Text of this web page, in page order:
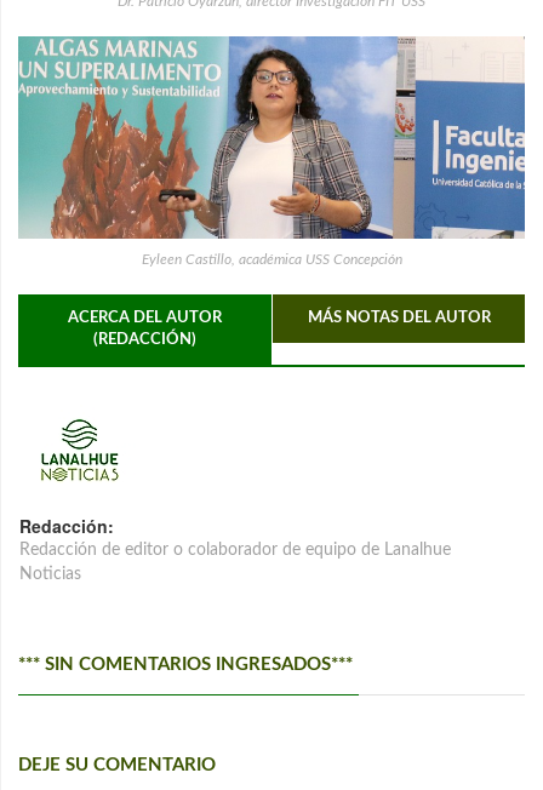
Eyleen Castillo, académica USS Concepción
ACERCA DEL AUTOR
(REDACCIÓN)
MÁS NOTAS DEL AUTOR
Redacción:
Redacción de editor o colaborador de equipo de Lanalhue
Noticias
*** SIN COMENTARIOS INGRESADOS***
DEJE SU COMENTARIO